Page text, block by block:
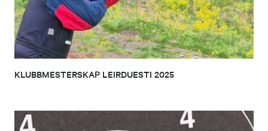
KLUBBMESTERSKAP LEIRDUESTI 2025